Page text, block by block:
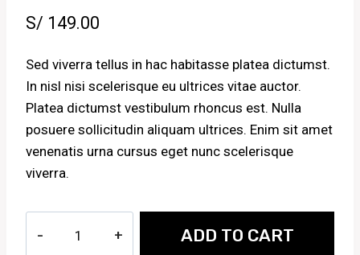
S/ 149.00
Sed viverra tellus in hac habitasse platea dictumst.
In nisl nisi scelerisque eu ultrices vitae auctor.
Platea dictumst vestibulum rhoncus est. Nulla
posuere sollicitudin aliquam ultrices. Enim sit amet
venenatis urna cursus eget nunc scelerisque
viverra.
ADD TO CART